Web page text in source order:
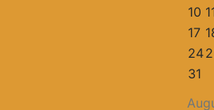
10
17
24
31